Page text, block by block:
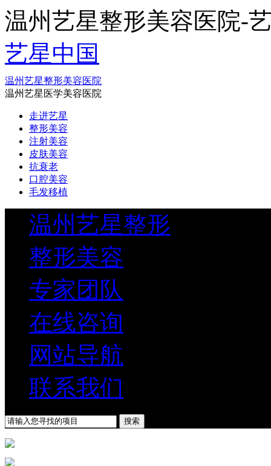
温州艺星整形美容医院-
艺星中国
温州艺星整形美容医院
温州艺星医学美容医院
走进艺星
整形美容
注射美容
皮肤美容
抗衰老
口腔美容
毛发移植
温州艺星整形
整形美容
专家团队
在线咨询
网站导航
联系我们